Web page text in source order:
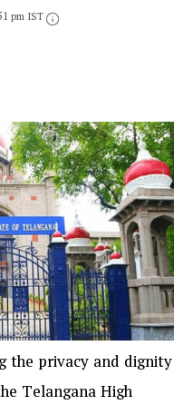
pm IST
the privacy and dignity
Telangana High